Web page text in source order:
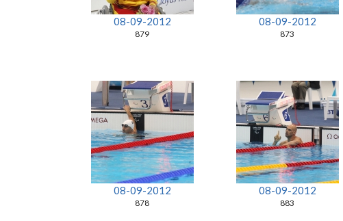
08-09-2012
879
08-09-2012
873
08-09-2012
878
08-09-2012
883